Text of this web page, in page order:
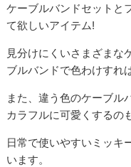
ケーブルバンドセットと
て欲しいアイテム!
見分けにくいさまざまな
ブルバンドで色わけすれ
また、違う色のケーブル
カラフルに可愛くするの
日常で使いやすいミッキ
います。